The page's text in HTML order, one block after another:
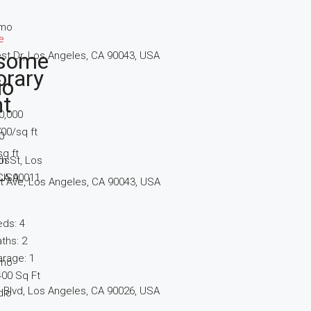
sq ft
St, Los
90011,
4
2
1
Sq Ft
Dr, Los Angeles, CA 90043, USA
ft
Ave, Los Angeles, CA 90043, USA
Los Angeles, CA 90026, USA